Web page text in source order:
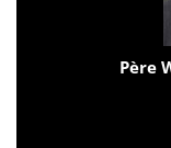
Père